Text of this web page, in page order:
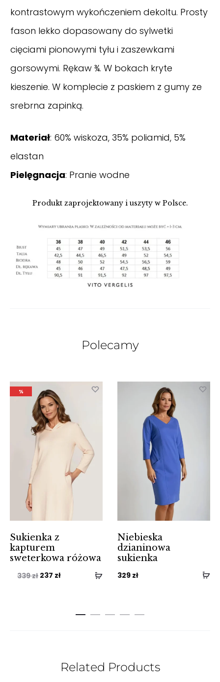
kontrastowym wykończeniem dekoltu. Prosty
fason lekko dopasowany do sylwetki
cięciami pionowymi tyłu i zaszewkami
gorsowymi. Rękaw ¾. W bokach kryte
kieszenie. W komplecie z paskiem z gumy ze
srebrna zapinką.
Materiał: 60% wiskoza, 35% poliamid, 5%
elastan
Pielęgnacja: Pranie wodne
Produkt zaprojektowany i uszyty w Polsce.
Polecamy
%
Sukienka z
kapturem
sweterkowa różowa
339zł Pierwotna
237 złAktualna
Niebieska
dzianinowa
sukienka
329 zł
Related Products